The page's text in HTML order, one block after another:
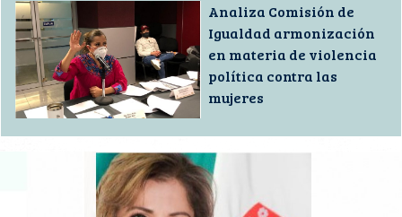
Analiza Comisión de
Igualdad armonización
en materia de violencia
política contra las
mujeres